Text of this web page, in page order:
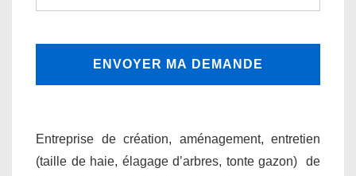
Entreprise de création, aménagement, entretien
(taille de haie, élagage d’arbres, tonte gazon) de